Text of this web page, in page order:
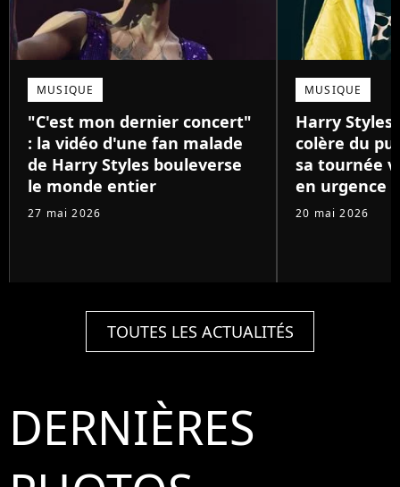
MUSIQUE
"C'est mon dernier concert"
: la vidéo d'une fan malade
de Harry Styles bouleverse
le monde entier
27 mai 2026
MUSIQUE
Harry Styles
colère du
sa tournée
en urgence
20 mai 2026
TOUTES LES ACTUALITÉS
DERNIÈRES